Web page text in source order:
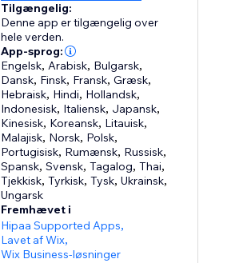
Tilgængelig:
Denne app er tilgængelig over
hele verden.
App-sprog:
Engelsk, Arabisk, Bulgarsk,
Dansk, Finsk, Fransk,Græsk,
Hebraisk, Hindi, Hollandsk,
Indonesisk, Italiensk, Japansk,
Kinesisk, Koreansk, Litauisk,
Malajisk, Norsk, Polsk,
Portugisisk, Rumænsk, Russisk,
Spansk,Svensk,Tagalog,Thai,
Tjekkisk,Tyrkisk,Tysk,Ukrainsk,
Ungarsk
Fremhævet i
Hipaa Supported Apps,
Lavet af Wix,
Wix Business-løsninger